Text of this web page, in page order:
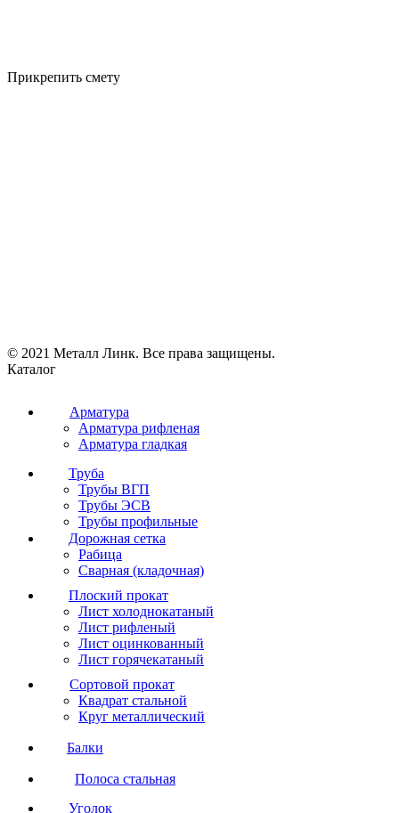
Прикрепить смету
© 2021 Металл Линк. Все права защищены.
Каталог
Арматура
Арматура рифленая
Арматура гладкая
Труба
Трубы ВГП
Трубы ЭСВ
Трубы профильные
Дорожная сетка
Рабица
Сварная (кладочная)
Плоский прокат
Лист холоднокатаный
Лист рифленый
Лист оцинкованный
Лист горячекатаный
Сортовой прокат
Квадрат стальной
Круг металлический
Балки
Полоса стальная
Уголок